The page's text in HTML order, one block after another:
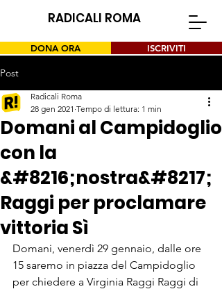
RADICALI ROMA
DONA ORA ISCRIVITI
Post
Domani al Campidoglio
con la
&#8216;nostra&#8217;
Raggi per proclamare
vittoria Sì
Radicali Roma
28 gen 2021 Tempo di lettura: 1 min
Domani, venerdì 29 gennaio, dalle ore
15 saremo in piazza del Campidoglio
per chiedere a Virginia Raggi Raggi di